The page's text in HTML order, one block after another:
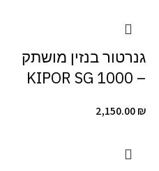
גנרטור ‏בנזין מושתק
– KIPOR SG 1000
2,150.00₪